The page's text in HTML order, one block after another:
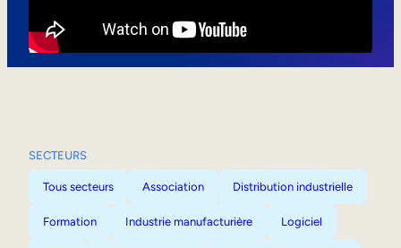
SECTEURS
Tous secteurs Association Distribution industrielle
Formation Industrie manufacturière Logiciel